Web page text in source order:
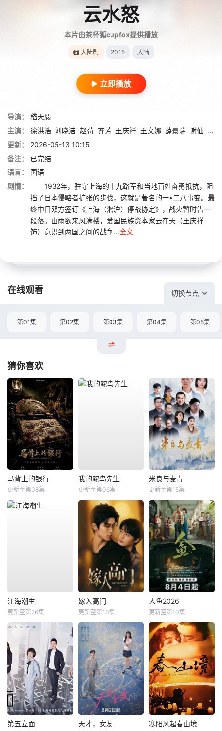
云水怒
本片由茶杯狐cupfox提供播放
大陆剧 2015 大陆
立即播放
导演：
嵇天毅
主演：
徐洪浩 刘晓洁 赵荀 齐芳 王庆祥 王文娜 薛景瑞 谢仙 敖杨
更新：
2026-05-13 10:15
备注：
已完结
语言：
国语
剧情：
1932年，驻守上海的十九路军和当地百姓奋勇抵抗，阻
挡了日本侵略者扩张的步伐，这就是著名的一•二八事变。最
终中日双方签订《上海（淞沪）停战协定》，战火暂时告一
段落。山雨欲来风满楼，爱国民族资本家云在天（王庆祥
饰）意识到两国之间的战争...全文
在线观看 切换节点
第01集 第02集 第03集 第04集 第05集
猜你喜欢
马背上的银行
更新至第08集
我的鸵鸟先生
更新至第06集
米良与麦青
更新至第15集
江海潮生
更新至第26集
嫁入高门
更新至第10集
人鱼2026
更新至第10集
第五立面 天才，女友 寒阳风起春山境